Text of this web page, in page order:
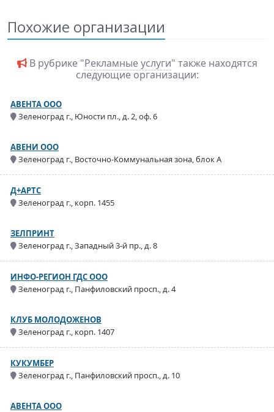
Похожие организации
В рубрике "Рекламные услуги" также находятся
следующие организации:
АВЕНТА ООО
Зеленоград г., Юности пл., д. 2, оф. 6
АВЕНИ ООО
Зеленоград г., Восточно-Коммунальная зона, блок А
Д+АРТС
Зеленоград г., корп. 1455
ЗЕЛПРИНТ
Зеленоград г., Западный 3-й пр., д. 8
ИНФО-РЕГИОН ГДС ООО
Зеленоград г., Панфиловский просп., д. 4
КЛУБ МОЛОДОЖЕНОВ
Зеленоград г., корп. 1407
КУКУМБЕР
Зеленоград г., Панфиловский просп., д. 10
АВЕНТА ООО